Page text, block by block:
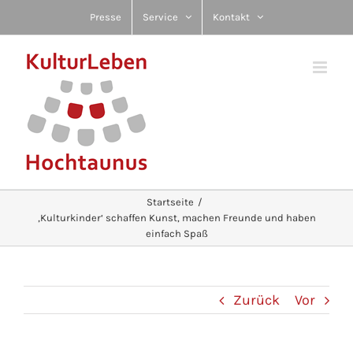
Inhalt
springen
Presse Service Kontakt
Startseite
‚Kulturkinder‘ schaffen Kunst, machen Freunde und haben
einfach Spaß
Zurück Vor